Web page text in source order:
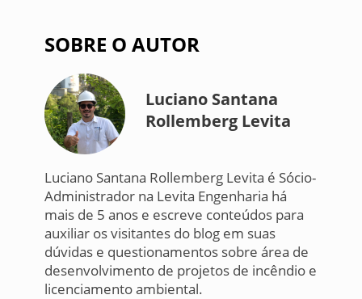
SOBRE O AUTOR
Luciano Santana
Rollemberg Levita
Luciano Santana Rollemberg Levita é Sócio-
Administrador na Levita Engenharia há
mais de 5 anos e escreve conteúdos para
auxiliar os visitantes do blog em suas
dúvidas e questionamentos sobre área de
desenvolvimento de projetos de incêndio e
licenciamento ambiental.